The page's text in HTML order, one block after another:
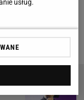
z Rosji.
oburzenie
usług.